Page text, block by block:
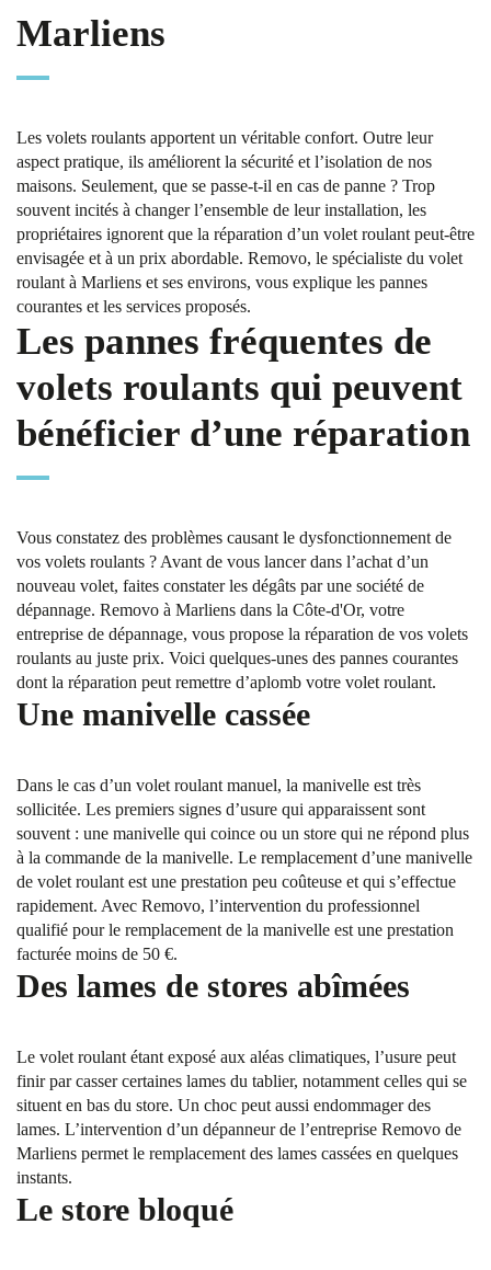
Marliens
Les volets roulants apportent un véritable confort. Outre leur
aspect pratique, ils améliorent la sécurité et l’isolation de nos
maisons. Seulement, que se passe-t-il en cas de panne ? Trop
souvent incités à changer l’ensemble de leur installation, les
propriétaires ignorent que la réparation d’un volet roulant peut-être
envisagée et à un prix abordable. Removo, le spécialiste du volet
roulant à Marliens et ses environs, vous explique les pannes
courantes et les services proposés.
Les pannes fréquentes de
volets roulants qui peuvent
bénéficier d’une réparation
Vous constatez des problèmes causant le dysfonctionnement de
vos volets roulants ? Avant de vous lancer dans l’achat d’un
nouveau volet, faites constater les dégâts par une société de
dépannage. Removo à Marliens dans la Côte-d'Or, votre
entreprise de dépannage, vous propose la réparation de vos volets
roulants au juste prix. Voici quelques-unes des pannes courantes
dont la réparation peut remettre d’aplomb votre volet roulant.
Une manivelle cassée
Dans le cas d’un volet roulant manuel, la manivelle est très
sollicitée. Les premiers signes d’usure qui apparaissent sont
souvent : une manivelle qui coince ou un store qui ne répond plus
à la commande de la manivelle. Le remplacement d’une manivelle
de volet roulant est une prestation peu coûteuse et qui s’effectue
rapidement. Avec Removo, l’intervention du professionnel
qualifié pour le remplacement de la manivelle est une prestation
facturée moins de 50 €.
Des lames de stores abîmées
Le volet roulant étant exposé aux aléas climatiques, l’usure peut
finir par casser certaines lames du tablier, notamment celles qui se
situent en bas du store. Un choc peut aussi endommager des
lames. L’intervention d’un dépanneur de l’entreprise Removo de
Marliens permet le remplacement des lames cassées en quelques
instants.
Le store bloqué